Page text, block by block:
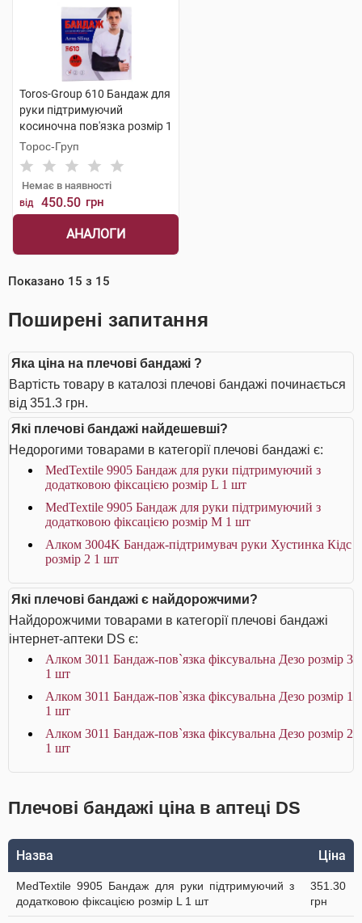
Toros-Group 610 Бандаж для
руки підтримуючий
косиночна пов'язка розмір 1
чорний 1 шт
Торос-Груп
Немає в наявності
від 450.50 грн
АНАЛОГИ
Показано 15 з 15
Поширені запитання
Яка ціна на плечові бандажі ?
Вартість товару в каталозі плечові бандажі починається
від 351.3 грн.
Які плечові бандажі найдешевші?
Недорогими товарами в категорії плечові бандажі є:
MedTextile 9905 Бандаж для руки підтримуючий з
додатковою фіксацією розмір L 1 шт
MedTextile 9905 Бандаж для руки підтримуючий з
додатковою фіксацією розмір M 1 шт
Алком 3004K Бандаж-підтримувач руки Хустинка Кідс
розмір 2 1 шт
Які плечові бандажі є найдорожчими?
Найдорожчими товарами в категорії плечові бандажі
інтернет-аптеки DS є:
Алком 3011 Бандаж-пов`язка фіксувальна Дезо розмір 3
1 шт
Алком 3011 Бандаж-пов`язка фіксувальна Дезо розмір 1
1 шт
Алком 3011 Бандаж-пов`язка фіксувальна Дезо розмір 2
1 шт
Плечові бандажі ціна в аптеці DS
Назва Ціна
MedTextile 9905 Бандаж для руки підтримуючий з
додатковою фіксацією розмір L 1 шт
351.30
грн